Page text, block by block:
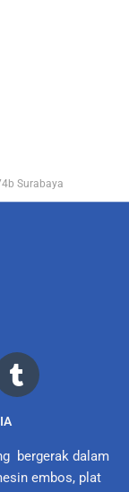
Surabaya
bergerak dalam
embos, plat